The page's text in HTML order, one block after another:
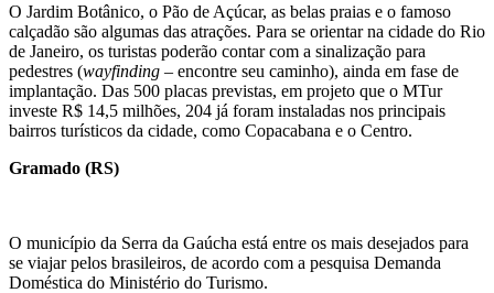
O Jardim Botânico, o Pão de Açúcar, as belas praias e o famoso
calçadão são algumas das atrações. Para se orientar na cidade do Rio
de Janeiro, os turistas poderão contar com a sinalização para
pedestres (wayfinding – encontre seu caminho), ainda em fase de
implantação. Das 500 placas previstas, em projeto que o MTur
investe R$ 14,5 milhões, 204 já foram instaladas nos principais
bairros turísticos da cidade, como Copacabana e o Centro.
Gramado (RS)
O município da Serra da Gaúcha está entre os mais desejados para
se viajar pelos brasileiros, de acordo com a pesquisa Demanda
Doméstica do Ministério do Turismo.